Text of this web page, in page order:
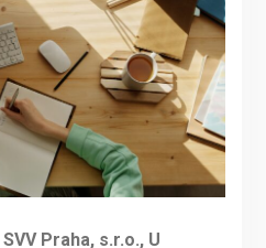
Praha, s.r.o., U